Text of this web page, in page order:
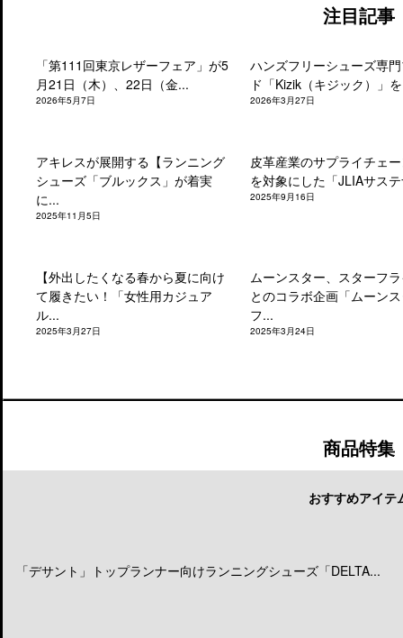
注目記事
「第111回東京レザーフェア」が5
月21日（木）、22日（金...
2026年5月7日
ハンズフリーシューズ専
ド「Kizik（キジック）」
2026年3月27日
アキレスが展開する【ランニング
シューズ「ブルックス」が着実
に...
2025年11月5日
皮革産業のサプライチェ
を対象にした「JLIAサス
2025年9月16日
【外出したくなる春から夏に向け
て履きたい！「女性用カジュア
ル...
2025年3月27日
ムーンスター、スターフ
とのコラボ企画「ムーン
フ...
2025年3月24日
商品特集
おすすめアイテ
「デサント」トップランナー向けランニングシューズ「DELTA...